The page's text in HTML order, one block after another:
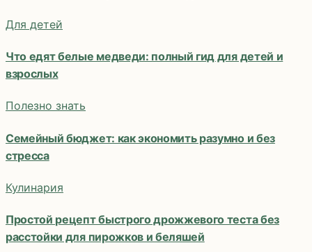
Для детей
Что едят белые медведи: полный гид для детей и
взрослых
Полезно знать
Семейный бюджет: как экономить разумно и без
стресса
Кулинария
Простой рецепт быстрого дрожжевого теста без
расстойки для пирожков и беляшей